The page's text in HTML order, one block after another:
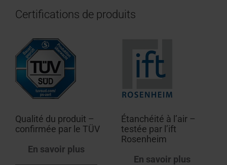
Certifications de produits
Qualité du produit –
confirmée par le TÜV
En savoir plus
Étanchéité à l’air –
testée par l’ift
Rosenheim
En savoir plus